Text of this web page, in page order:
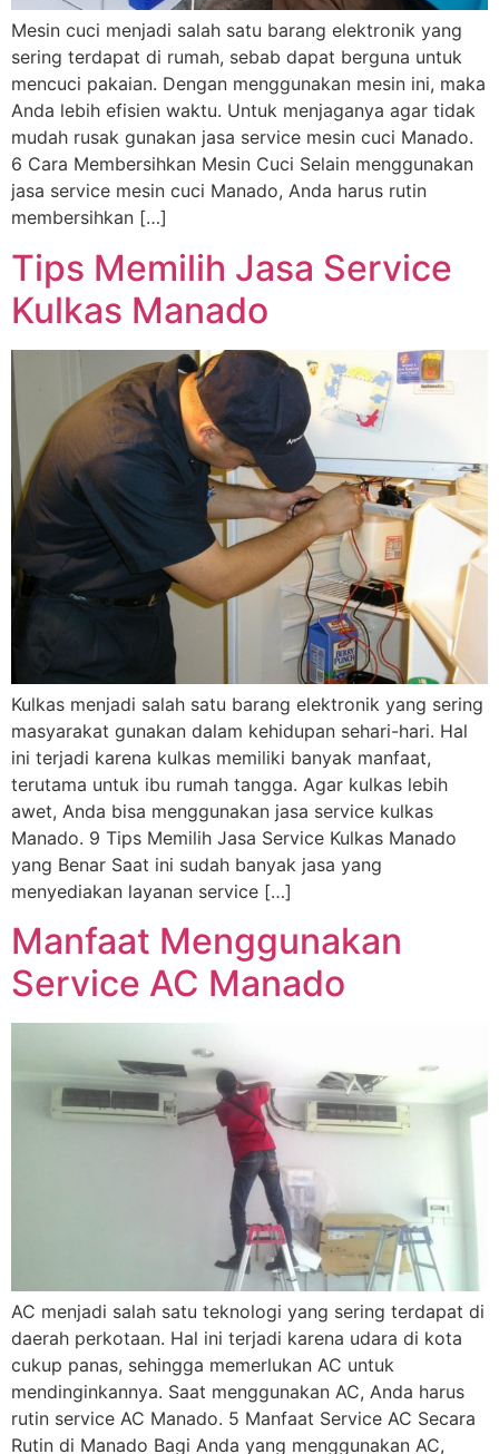
Mesin cuci menjadi salah satu barang elektronik yang
sering terdapat di rumah, sebab dapat berguna untuk
mencuci pakaian. Dengan menggunakan mesin ini, maka
Anda lebih efisien waktu. Untuk menjaganya agar tidak
mudah rusak gunakan jasa service mesin cuci Manado.
6 Cara Membersihkan Mesin Cuci Selain menggunakan
jasa service mesin cuci Manado, Anda harus rutin
membersihkan […]
Tips Memilih Jasa Service
Kulkas Manado
Kulkas menjadi salah satu barang elektronik yang sering
masyarakat gunakan dalam kehidupan sehari-hari. Hal
ini terjadi karena kulkas memiliki banyak manfaat,
terutama untuk ibu rumah tangga. Agar kulkas lebih
awet, Anda bisa menggunakan jasa service kulkas
Manado. 9 Tips Memilih Jasa Service Kulkas Manado
yang Benar Saat ini sudah banyak jasa yang
menyediakan layanan service […]
Manfaat Menggunakan
Service AC Manado
AC menjadi salah satu teknologi yang sering terdapat di
daerah perkotaan. Hal ini terjadi karena udara di kota
cukup panas, sehingga memerlukan AC untuk
mendinginkannya. Saat menggunakan AC, Anda harus
rutin service AC Manado. 5 Manfaat Service AC Secara
Rutin di Manado Bagi Anda yang menggunakan AC,